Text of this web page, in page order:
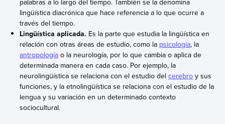
lingüística diacrónica que hace referencia a lo que ocurre a
través del tiempo.
Lingüística aplicada. Es la parte que estudia la lingüística en
relación con otras áreas de estudio, como la psicología, la
antropología o la neurología, por lo que cambia o aplica de
determinada manera en cada caso. Por ejemplo, la
neurolingüística se relaciona con el estudio delcerebro y sus
funciones, y la etnolingüística se relaciona con el estudio de la
lengua y su variación en un determinado contexto
sociocultural.